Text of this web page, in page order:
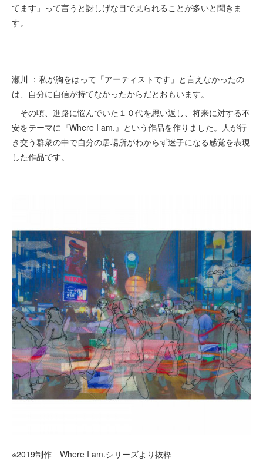
てます」って言うと訝しげな目で見られることが多いと聞きま
す。
瀬川 ：私が胸をはって「アーティストです」と言えなかったの
は、自分に自信が持てなかったからだとおもいます。
その頃、進路に悩んでいた１０代を思い返し、将来に対する不
安をテーマに『Where I am.』という作品を作りました。人が行
き交う群衆の中で自分の居場所がわからず迷子になる感覚を表現
した作品です。
※2019制作 Where I am.シリーズより抜粋